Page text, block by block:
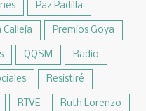
Paz Padilla
Calleja Premios Goya
QQSM Radio
Resistiré
RTVE Ruth Lorenzo